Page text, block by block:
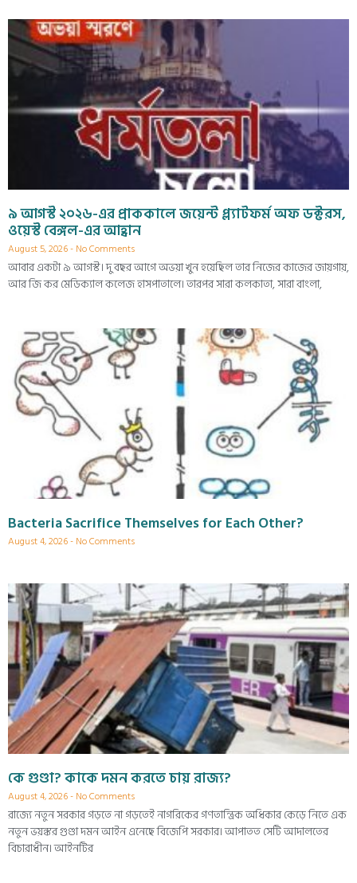
৯ আগস্ট ২০২৬-এর প্রাককালে জয়েন্ট প্ল্যাটফর্ম অফ ডক্টরস,
ওয়েস্ট বেঙ্গল-এর আহ্বান
August 5, 2026 No Comments
আবার একটা ৯ আগস্ট। দু বছর আগে অভয়া খুন হয়েছিল তার নিজের কাজের জায়গায়,
আর জি কর মেডিক্যাল কলেজ হাসপাতালে। তারপর সারা কলকাতা, সারা বাংলা,
Bacteria Sacrifice Themselves for Each Other?
August 4, 2026 No Comments
কে গুণ্ডা? কাকে দমন করতে চায় রাজ্য?
August 4, 2026 No Comments
রাজ্যে নতুন সরকার গড়তে না গড়তেই নাগরিকের গণতান্ত্রিক অধিকার কেড়ে নিতে এক
নতুন ভয়ঙ্কর গুণ্ডা দমন আইন এনেছে বিজেপি সরকার। আপাতত সেটি আদালতের
বিচারাধীন। আইনটির